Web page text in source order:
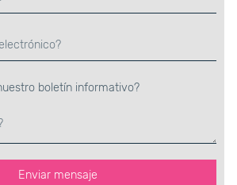
boletín informativo?
Enviar mensaje